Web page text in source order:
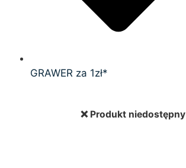
GRAWER za 1zł*
❌ Produkt niedostępny